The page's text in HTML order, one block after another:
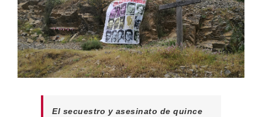
grande
El secuestro y asesinato de quince